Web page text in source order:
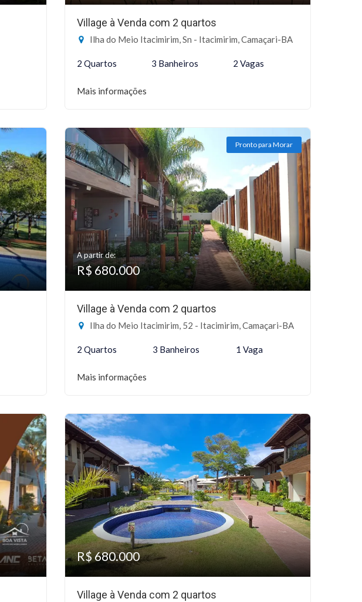
Village à Venda com 2 quartos
Ilha do Meio Itacimirim, Sn - Itacimirim, Camaçari-BA
2 Quartos 3 Banheiros 2 Vagas
Mais informações
Pronto para Morar
A partir de:
R$ 680.000
Village à Venda com 2 quartos
Ilha do Meio Itacimirim, 52 - Itacimirim, Camaçari-BA
2 Quartos 3 Banheiros 1 Vaga
Mais informações
R$ 680.000
Village à Venda com 2 quartos